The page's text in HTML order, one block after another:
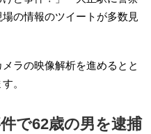
の情報のツイートが多数見
ラの映像解析を進めるとと
。
で62歳の男を逮捕